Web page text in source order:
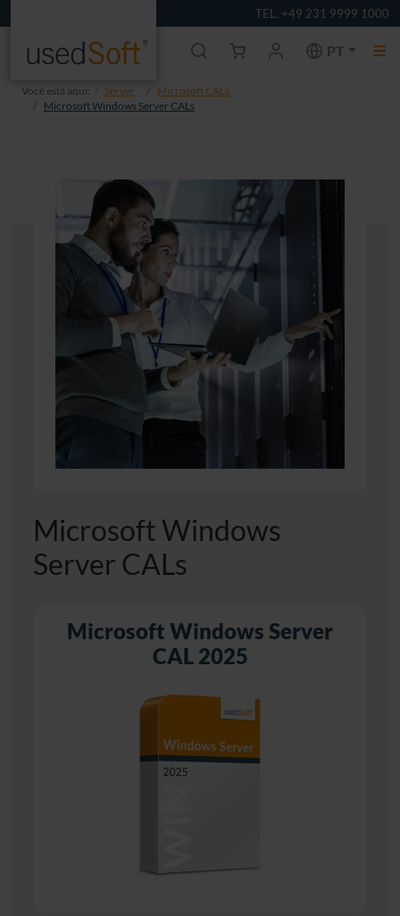
TEL. +49 231 9999 1000
PT
Você está aqui: Server
Microsoft CALs
Microsoft Windows Server CALs
Microsoft Windows
Server CALs
Microsoft Windows Server
CAL 2025